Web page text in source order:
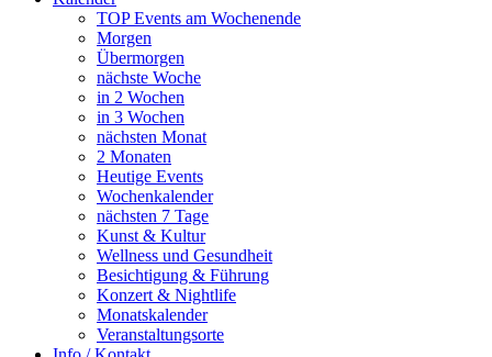
TOP Events am Wochenende
Morgen
Übermorgen
nächste Woche
in 2 Wochen
in 3 Wochen
nächsten Monat
2 Monaten
Heutige Events
Wochenkalender
nächsten 7 Tage
Kunst & Kultur
Wellness und Gesundheit
Besichtigung & Führung
Konzert & Nightlife
Monatskalender
Veranstaltungsorte